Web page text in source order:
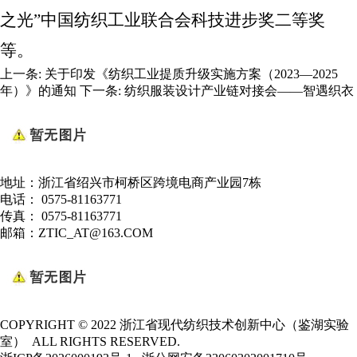
之光”中国纺织工业联合会科技进步奖二等奖
等。
上一条: 关于印发《纺织工业提质升级实施方案（2023—2025
年）》的通知 下一条: 纺织服装设计产业链对接会——智遇织衣
地址：浙江省绍兴市柯桥区跨境电商产业园7栋
电话： 0575-81163771
传真： 0575-81163771
邮箱：ZTIC_AT@163.COM
COPYRIGHT © 2022 浙江省现代纺织技术创新中心（鉴湖实验
室） ALL RIGHTS RESERVED.